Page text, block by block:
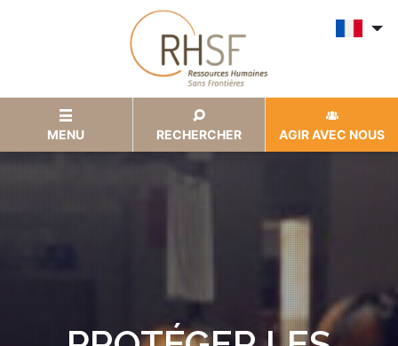
MENU RECHERCHER AGIR AVEC NOUS